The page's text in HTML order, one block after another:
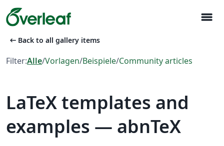
menu
arrow_left_alt Back to all gallery items
Filter:Alle/Vorlagen/Beispiele/Community articles
LaTeX templates and
examples — abnTeX